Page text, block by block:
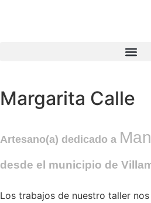
Margarita Calle
Artesano(a) dedicado a
desde el municipio de
Los trabajos de nuestro taller